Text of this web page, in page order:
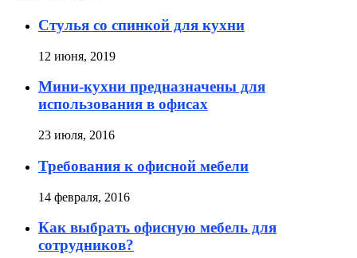
Стулья со спинкой для кухни
12 июня, 2019
Мини-кухни предназначены для
использования в офисах
23 июля, 2016
Требования к офисной мебели
14 февраля, 2016
Как выбрать офисную мебель для
сотрудников?